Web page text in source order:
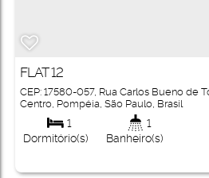
FLAT 12
CEP: 17580-057, Rua Carlos Bueno de
Centro, Pompéia, São Paulo, Brasil
1
Dormitório(s)
1
Banheiro(s)